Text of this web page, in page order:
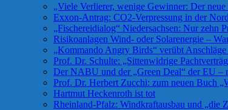
„Viele Verlierer, wenige Gewinner: Der
Exxon-Antrag: CO2-Verpressung in der
„Fischereidialog“ Niedersachsen: Nur zehn
Risikoanlagen Wind- oder Solarenergie –
„Kommando Angry Birds“ verübt
Prof. Dr. Schulte: „Sittenwidrige
Der NABU und der „Green Deal“ der EU –
Prof. Dr. Herbert Zucchi: zum neuen Buch
Hartmut Heckenroth ist tot
Rheinland-Pfalz: Windkraftausbau und „die